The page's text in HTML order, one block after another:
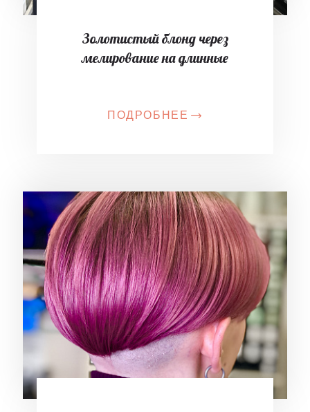
Золотистый блонд через
мелирование на длинные
ПОДРОБНЕЕ